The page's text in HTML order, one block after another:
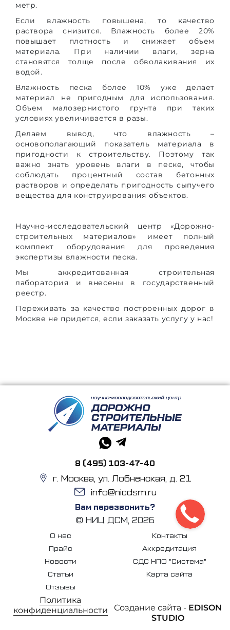
метр.
Если влажность повышена, то качество
раствора снизится. Влажность более 20%
повышает плотность и снижает объем
материала. При наличии влаги, зерна
становятся толще после обволакивания их
водой.
Влажность песка более 10% уже делает
материал не пригодным для использования.
Объем малозернистого грунта при таких
условиях увеличивается в разы.
Делаем вывод, что влажность –
основополагающий показатель материала в
пригодности к строительству. Поэтому так
важно знать уровень влаги в песке, чтобы
соблюдать процентный состав бетонных
растворов и определять пригодность сыпучего
вещества для конструирования объектов.
Научно-исследовательский центр «Дорожно-
строительных материалов» имеет полный
комплект оборудования для проведения
экспертизы влажности песка.
Мы аккредитованная строительная
лаборатория и внесены в государственный
реестр.
Переживать за качество построенных дорог в
Москве не придется, если заказать услугу у нас!
О нас
Прайс
Новости
Статьи
Отзывы
Контакты
Аккредитация
СДС НПО "Система"
Карта сайта
8 (495) 103-47-40
г. Москва, ул. Лобненская, д. 21
info@nicdsm.ru
Вам перезвонить?
© НИЦ ДСМ, 2026
Политика
конфиденциальности
Создание сайта - EDISON
STUDIO